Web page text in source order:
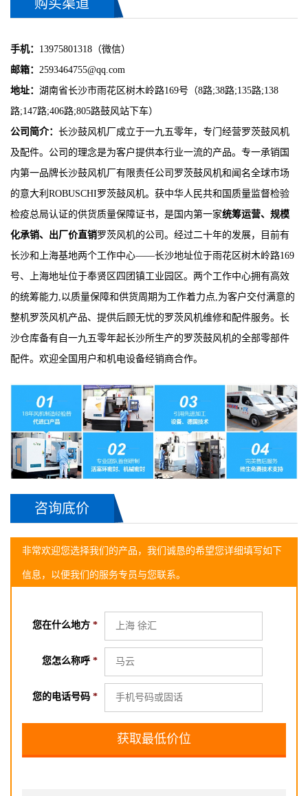
购买渠道
手机： 13975801318（微信）
邮箱： 2593464755@qq.com
地址： 湖南省长沙市雨花区树木岭路169号（8路;38路;135路;138
路;147路;406路;805路鼓风站下车）
公司简介： 长沙鼓风机厂成立于一九五零年，专门经营罗茨鼓风机
及配件。公司的理念是为客户提供本行业一流的产品。专一承销国
内第一品牌长沙鼓风机厂有限责任公司罗茨鼓风机和闻名全球市场
的意大利ROBUSCHI罗茨鼓风机。获中华人民共和国质量监督检验
检疫总局认证的供货质量保障证书，是国内第一家统筹运营、规模
化承销、出厂价直销罗茨风机的公司。经过二十年的发展，目前有
长沙和上海基地两个工作中心——长沙地址位于雨花区树木岭路169
号、上海地址位于奉贤区四团镇工业园区。两个工作中心拥有高效
的统筹能力,以质量保障和供货周期为工作着力点,为客户交付满意的
整机罗茨风机产品、提供后顾无忧的罗茨风机维修和配件服务。长
沙仓库备有自一九五零年起长沙所生产的罗茨鼓风机的全部零部件
配件。欢迎全国用户和机电设备经销商合作。
咨询底价
非常欢迎您选择我们的产品，我们诚恳的希望您详细填写如下
信息，以便我们的服务专员与您联系。
您在什么地方 *
您怎么称呼 *
您的电话号码 *
2018-06-02长沙的 高小姐 询ARMH-700罗茨鼓风机